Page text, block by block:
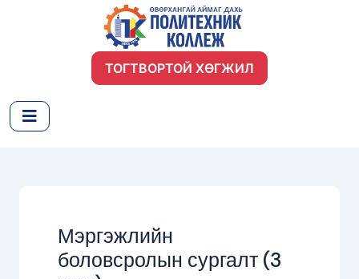
ТОГТВОРТОЙ ХӨГЖИЛ
Мэргэжлийн
боловсролын сургалт (3